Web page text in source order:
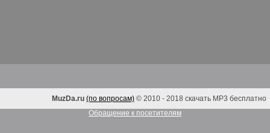
MuzDa.ru (по вопросам) © 2010 - 2018 скачать MP3 бесплатно
Обращение к посетителям